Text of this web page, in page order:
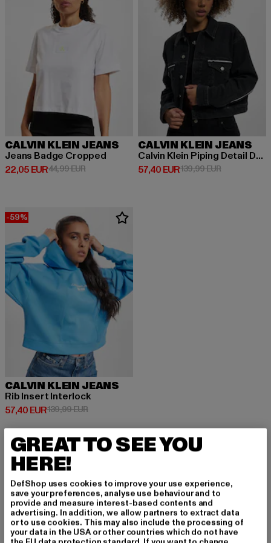
CALVIN KLEIN JEANS
Jeans Badge Cropped
22,05 EUR
Prix courant: 22,05 EUR
44,99 EURPrix en promotion: 44,99 EUR
CALVIN KLEIN JEANS
Calvin Klein Piping Detail Denim Jacket
57,40 EUR
Prix courant: 57,40 EUR
139,99 EURPrix en
-59%
CALVIN KLEIN JEANS
Rib Insert Interlock
57,40 EUR
Prix courant: 57,40 EUR
139,99 EURPrix en promotion: 139,99 EUR
INSCRIVEZ-VOUS P
OUR RESTER INSPIR
GREAT TO SEE YOU
HERE!
DefShop uses cookies to improve your use experience,
save your preferences, analyse use behaviour and to
provide and measure interest-based contents and
advertising. In addition, we allow partners to extract data
or to use cookies. This may also include the processing of
your data in the USA or other countries which do not have